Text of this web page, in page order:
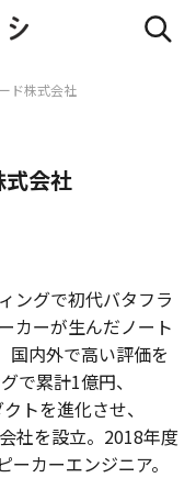
ド株式会社
会社
ングで初代バタフラ
カーが生んだノート
国内外で高い評価を
で累計1億円、
トを進化させ、
社を設立。2018年度
カーエンジニア。